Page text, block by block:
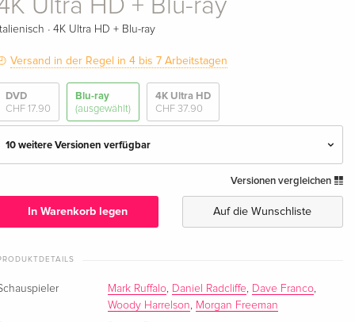
Ultra HD + Blu-ray
Italienisch ·4K Ultra HD + Blu-ray
Versand in der Regel in 4 bis 7 Arbeitstagen
DVD
CHF 17.90
Blu-ray
(ausgewählt)
4K Ultra HD
CHF 37.90
10 weitere Versionen verfügbar
Deutsch
CHF 19.90
Deutsch
Limited Edition, Steelbook, 4K Ultra HD + Blu-
CHF 44.50
Versionen vergleichen
In Warenkorb legen Auf die Wunschliste
Mark Ruffalo, Daniel Radcliffe, Dave Franco,
Woody Harrelson, Morgan Freeman